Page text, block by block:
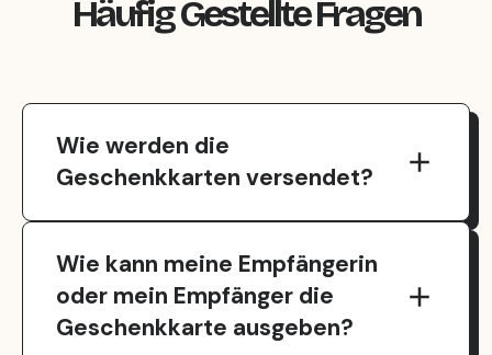
Häufig Gestellte Fragen
Wie werden die
Geschenkkarten versendet?
Wenn du dein Joyogram fertiggestellt und
Wie kann meine Empfängerin
oder mein Empfänger die
Geschenkkarte ausgeben?